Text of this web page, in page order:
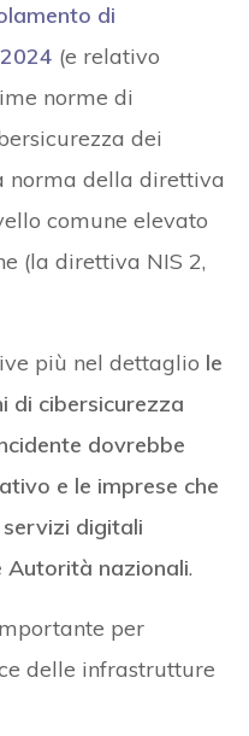
di
(e relativo
norme di
dei
norma della direttiva
comune elevato
(la direttiva NIS 2,
più nel dettaglio le
di cibersicurezza
dovrebbe
e le imprese che
digitali
Autorità nazionali.
per
delle infrastrutture